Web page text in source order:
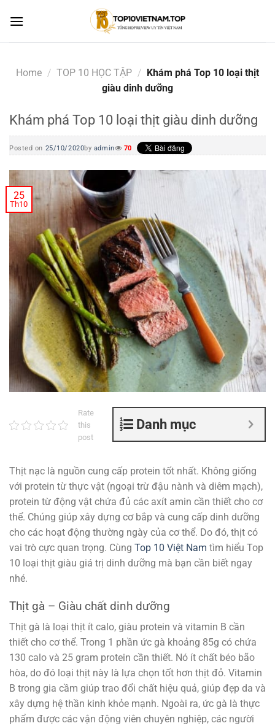
Home / TOP 10 HỌC TẬP / Khám phá Top 10 loại thịt
giàu dinh dưỡng
Khám phá Top 10 loại thịt giàu dinh dưỡng
Posted on 25/10/2020by admin 70
25
Th10
Danh mục
Rate
this
post
Thịt nạc là nguồn cung cấp protein tốt nhất. Không giống
với protein từ thực vật (ngoại trừ đậu nành và diêm mạch),
protein từ động vật chứa đủ các axít amin cần thiết cho cơ
thể. Chúng giúp xây dựng cơ bắp và cung cấp dinh dưỡng
cho các hoạt động thường ngày của cơ thể. Do đó, thịt có
vai trò cực quan trọng. Cùng Top 10 Việt Nam tìm hiểu Top
10 loại thịt giàu giá trị dinh dưỡng mà bạn cần biết ngay
nhé.
Thịt gà – Giàu chất dinh dưỡng
Thịt gà là loại thịt ít calo, giàu protein và vitamin B cần
thiết cho cơ thể. Trong 1 phần ức gà khoảng 85g có chứa
130 calo và 25 gram protein cần thiết. Nó ít chất béo bão
hòa, do đó loại thịt này là lựa chọn tốt hơn thịt đỏ. Vitamin
B trong gia cầm giúp trao đổi chất hiệu quả, giúp đẹp da và
xây dựng hệ thần kinh khỏe mạnh. Ngoài ra, ức gà là thực
phẩm được các vận động viên chuyên nghiệp, các người